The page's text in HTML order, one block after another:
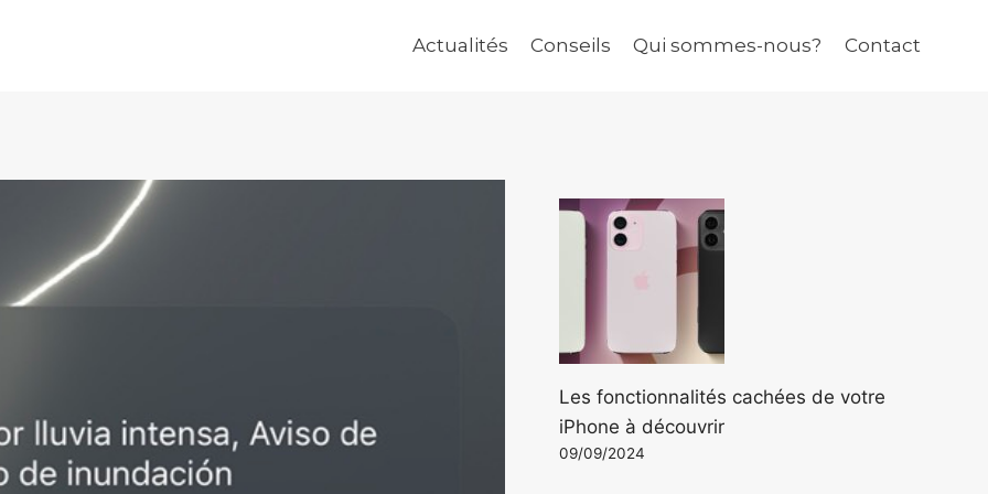
Actualités Conseils Qui sommes-nous? Contact
Les fonctionnalités cachées de votre
iPhone à découvrir
09/09/2024